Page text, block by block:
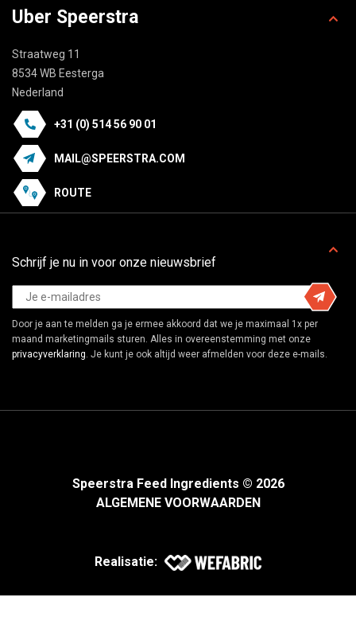
Uber Speerstra
Straatweg 11
8534 WB Eesterga
Nederland
+31 (0) 514 56 90 01
MAIL@SPEERSTRA.COM
ROUTE
Schrijf je nu in voor onze nieuwsbrief
Door je aan te melden ga je ermee akkoord dat we je maximaal 1x per
maand marketingmails sturen. Alles in overeenstemming met onze
privacyverklaring. Je kunt je ook altijd weer afmelden voor deze e-mails.
Speerstra Feed Ingredients © 2026
ALGEMENE VOORWAARDEN
Realisatie: